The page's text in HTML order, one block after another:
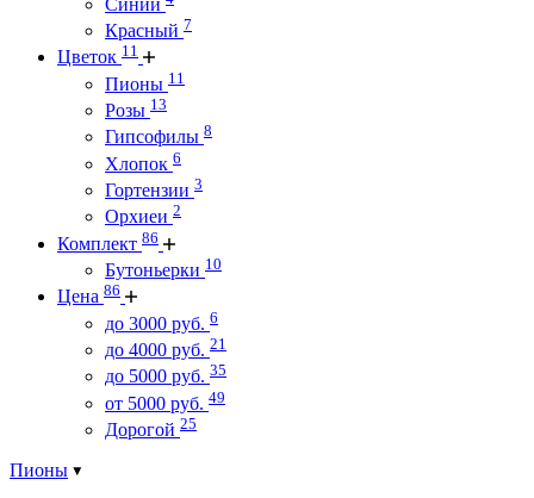
Красный 7
Цветок 11
Пионы 11
Розы 13
Гипсофилы 8
Хлопок 6
Гортензии 3
Орхиеи 2
Комплект 86
Бутоньерки 10
Цена 86
до 3000 руб. 6
до 4000 руб. 21
до 5000 руб. 35
от 5000 руб. 49
Дорогой 25
Пионы